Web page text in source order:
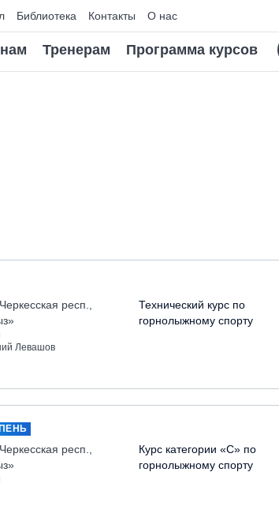
Библиотека Контакты О нас
Тренерам Программа курсов
респ.,
Левашов
Технический курс по
горнолыжному спорту
респ.,
Курс категории «С» по
горнолыжному спорту